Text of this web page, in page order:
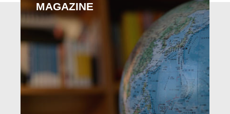
MAGAZINE